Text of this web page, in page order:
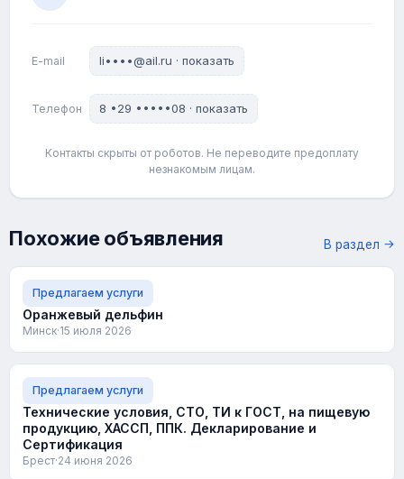
E-mail li••••@ail.ru · показать
Телефон 8 •29 •••••08 · показать
Контакты скрыты от роботов. Не переводите предоплату
незнакомым лицам.
Похожие объявления В раздел →
Предлагаем услуги
Оранжевый дельфин
Минск·15 июля 2026
Предлагаем услуги
Технические условия, СТО, ТИ к ГОСТ, на пищевую
продукцию, ХАССП, ППК. Декларирование и
Сертификация
Брест·24 июня 2026